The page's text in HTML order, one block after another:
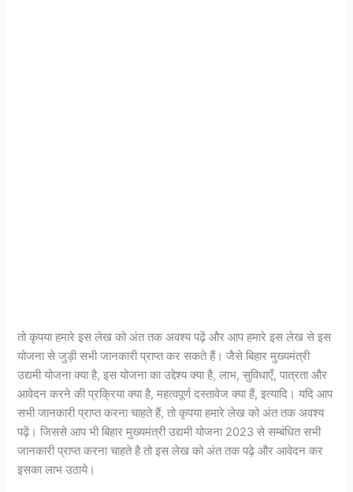
तो कृपया हमारे इस लेख को अंत तक अवश्य पढ़ें और आप हमारे इस लेख से इस
योजना से जुड़ी सभी जानकारी प्राप्त कर सकते हैं। जैसे बिहार मुख्यमंत्री
उद्यमी योजना क्या है, इस योजना का उद्देश्य क्या है, लाभ, सुविधाएँ, पात्रता और
आवेदन करने की प्रक्रिया क्या है, महत्वपूर्ण दस्तावेज क्या हैं, इत्यादि। यदि आप
सभी जानकारी प्राप्त करना चाहते हैं, तो कृपया हमारे लेख को अंत तक अवश्य
पढ़ें। जिससे आप भी बिहार मुख्यमंत्री उद्यमी योजना 2023 से सम्बंधित सभी
जानकारी प्राप्त करना चाहते है तो इस लेख को अंत तक पढ़े और आवेदन कर
इसका लाभ उठाये।